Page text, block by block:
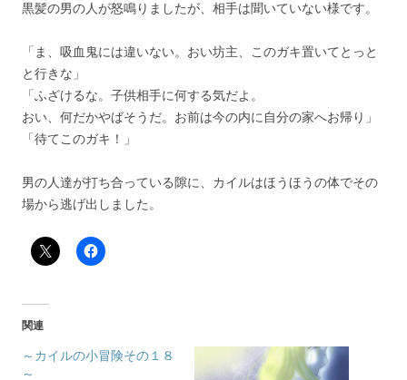
黒髪の男の人が怒鳴りましたが、相手は聞いていない様です。
「ま、吸血鬼には違いない。おい坊主、このガキ置いてとっと
と行きな」
「ふざけるな。子供相手に何する気だよ。
おい、何だかやばそうだ。お前は今の内に自分の家へお帰り」
「待てこのガキ！」
男の人達が打ち合っている隙に、カイルはほうほうの体でその
場から逃げ出しました。
関連
～カイルの小冒険その１８
～